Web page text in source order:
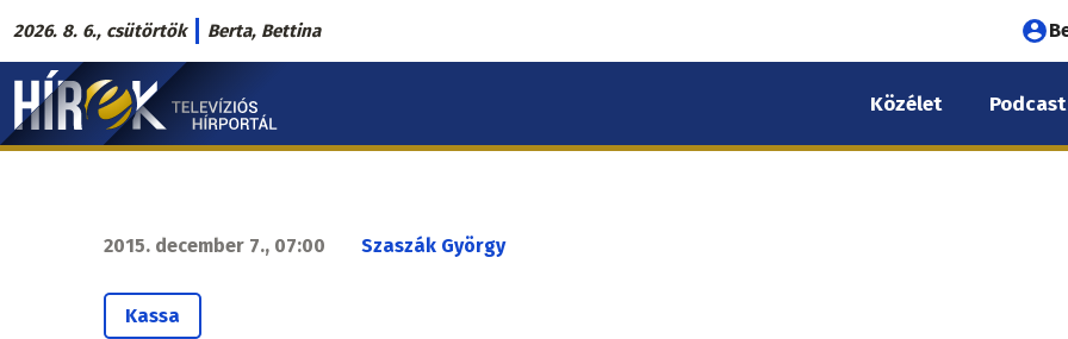
Ugrás
a
tartalomra
2026. 8. 6., csütörtök Berta, Bettina
fiók
Hírek.sk
fő
Közélet Podcast
2015. december 7., 07:00 Szaszák György
Kassa